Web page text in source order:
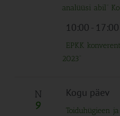
analüüsi abil”
10:00- 17:00
EPKK
2023“
N
9
Kogu päev
Toiduhügieen